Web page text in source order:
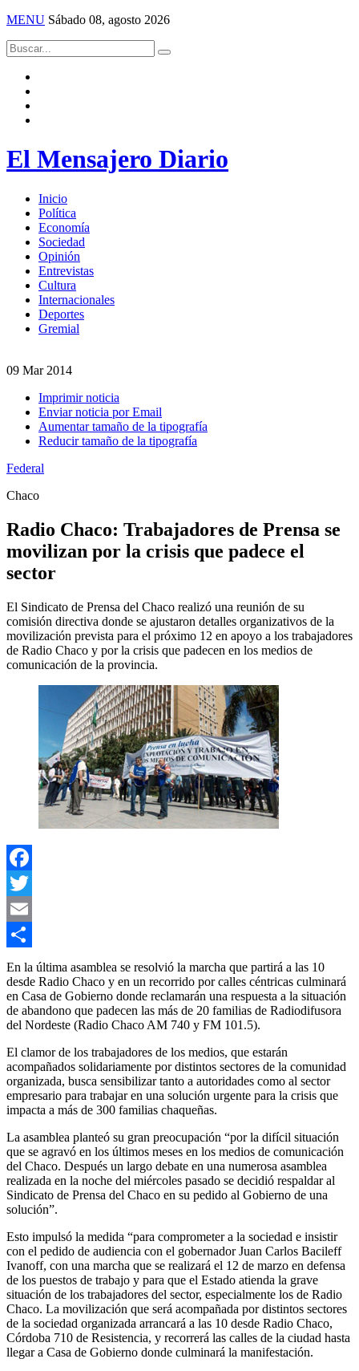
MENU Sábado 08, agosto 2026
El Mensajero Diario
Inicio
Política
Economía
Sociedad
Opinión
Entrevistas
Cultura
Internacionales
Deportes
Gremial
09 Mar 2014
Imprimir noticia
Enviar noticia por Email
Aumentar tamaño de la tipografía
Reducir tamaño de la tipografía
Federal
Chaco
Radio Chaco: Trabajadores de Prensa se
movilizan por la crisis que padece el
sector
El Sindicato de Prensa del Chaco realizó una reunión de su
comisión directiva donde se ajustaron detalles organizativos de la
movilización prevista para el próximo 12 en apoyo a los trabajadores
de Radio Chaco y por la crisis que padecen en los medios de
comunicación de la provincia.
Facebook
Twitter
Email
Compartir
En la última asamblea se resolvió la marcha que partirá a las 10
desde Radio Chaco y en un recorrido por calles céntricas culminará
en Casa de Gobierno donde reclamarán una respuesta a la situación
de abandono que padecen las más de 20 familias de Radiodifusora
del Nordeste (Radio Chaco AM 740 y FM 101.5).
El clamor de los trabajadores de los medios, que estarán
acompañados solidariamente por distintos sectores de la comunidad
organizada, busca sensibilizar tanto a autoridades como al sector
empresario para trabajar en una solución urgente para la crisis que
impacta a más de 300 familias chaqueñas.
La asamblea planteó su gran preocupación “por la difícil situación
que se agravó en los últimos meses en los medios de comunicación
del Chaco. Después un largo debate en una numerosa asamblea
realizada en la noche del miércoles pasado se decidió respaldar al
Sindicato de Prensa del Chaco en su pedido al Gobierno de una
solución”.
Esto impulsó la medida “para comprometer a la sociedad e insistir
con el pedido de audiencia con el gobernador Juan Carlos Bacileff
Ivanoff, con una marcha que se realizará el 12 de marzo en defensa
de los puestos de trabajo y para que el Estado atienda la grave
situación de los trabajadores del sector, especialmente los de Radio
Chaco. La movilización que será acompañada por distintos sectores
de la sociedad organizada arrancará a las 10 desde Radio Chaco,
Córdoba 710 de Resistencia, y recorrerá las calles de la ciudad hasta
llegar a Casa de Gobierno donde culminará la manifestación.